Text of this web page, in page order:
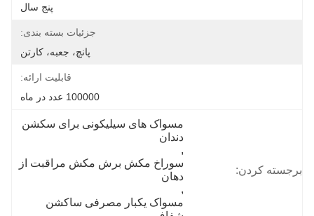
پنج سال
جزئیات بسته بندی:
پانچ، جعبه، کارتن
قابلیت ارائه:
100000 عدد در ماه
برجسته کردن:
مسواک های سیلیکونی برای سکشن
دندان
,
سوراخ مکش برش مکش مراقبت از
دهان
,
مسواک یکبار مصرفی ساکشن